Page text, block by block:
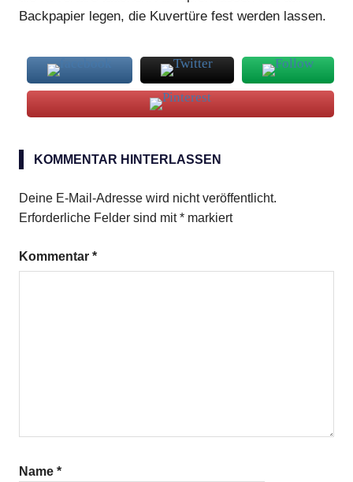
Backpapier legen, die Kuvertüre fest werden lassen.
KOMMENTAR HINTERLASSEN
Deine E-Mail-Adresse wird nicht veröffentlicht.
Erforderliche Felder sind mit* markiert
Kommentar *
Name *